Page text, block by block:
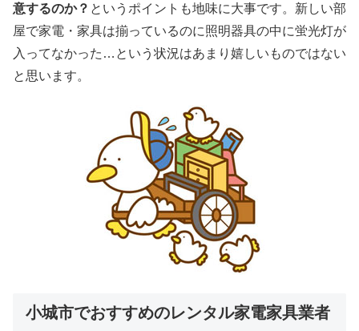
意するのか？ というポイントも地味に大事です。新しい部
屋で家電・家具は揃っているのに照明器具の中に蛍光灯が
入ってなかった…という状況はあまり嬉しいものではない
と思います。
小城市でおすすめのレンタル家電家具業者